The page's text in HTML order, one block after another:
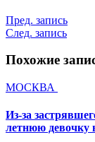
Пред. запись
След. запись
Похожие
МОСКВА
Из-за
летнюю девочку